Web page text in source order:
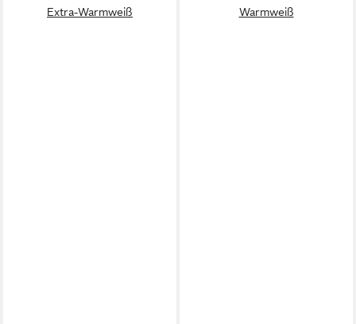
Extra-Warmweiß Warmweiß